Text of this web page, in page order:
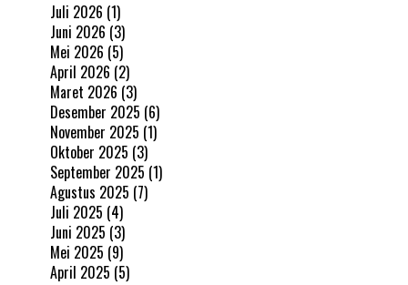
Juli 2026 (1)
Juni 2026 (3)
Mei 2026 (5)
April 2026 (2)
Maret 2026 (3)
Desember 2025 (6)
November 2025 (1)
Oktober 2025 (3)
September 2025 (1)
Agustus 2025 (7)
Juli 2025 (4)
Juni 2025 (3)
Mei 2025 (9)
April 2025 (5)